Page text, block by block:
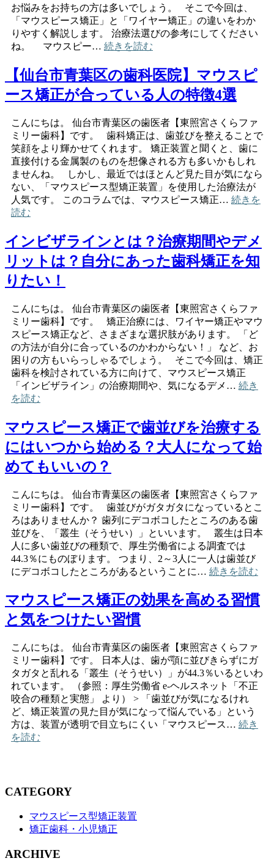
お悩みをお持ちの方は多いでしょう。 そこで今回は、
「マウスピース矯正」と「ワイヤー矯正」の違いをわか
りやすく解説します。 治療法選びの参考にしてください
ね。 マウスピー… 続きを読む
【仙台市青葉区の歯科医院】マウスピ
ース矯正が合っている人の特徴4選
こんにちは。 仙台市青葉区の歯医者【東照宮さくらファ
ミリー歯科】です。 歯科矯正は、歯並びを整えることで
笑顔をより輝かせてくれます。 矯正装置と聞くと、歯に
直接付ける金属製のものを想像される方も多いかもしれ
ませんね。 しかし、最近ではほとんど見た目が気になら
ない、「マウスピース型矯正装置」を使用した治療法が
人気です。 このコラムでは、マウスピース矯正… 続きを
読む
インビザラインとは？治療期間やデメ
リットは？自分にあった歯科矯正を知
りたい！
こんにちは。 仙台市青葉区の歯医者【東照宮さくらファ
ミリー歯科】です。 矯正治療には、ワイヤー矯正やマウ
スピース矯正など、さまざまな選択肢があります。 「ど
の方法が自分に合っているのかわからない！」 など、お
困りの方もいらっしゃるでしょう。 そこで今回は、矯正
歯科を検討されている方に向けて、マウスピース矯正
「インビザライン」の治療期間や、気になるデメ… 続き
を読む
マウスピース矯正で歯並びを治療する
にはいつから始める？大人になって始
めてもいいの？
こんにちは。 仙台市青葉区の歯医者【東照宮さくらファ
ミリー歯科】です。 歯並びがガタガタになっているとこ
ろはありませんか？ 歯列にデコボコしたところのある歯
並びを、「叢生（そうせい）」といいます。 叢生は日本
人に多い歯並びの種類で、厚生労働省による調査では
44.3％にものぼります。 つまり、2～3人に一人は歯並び
にデコボコしたところがあるということに… 続きを読む
マウスピース矯正の効果を高める習慣
と気をつけたい習慣
こんにちは。 仙台市青葉区の歯医者【東照宮さくらファ
ミリー歯科】です。 日本人は、歯が顎に並びきらずにガ
タガタと乱れる「叢生（そうせい）」が44.3％いるといわ
れています。 （参照：厚生労働省 e-ヘルスネット「不正
咬合の種類と実態」 より） > 「歯並びが気になるけれ
ど、矯正装置の見た目が気になって悩んでいる」という
方は、装置が透明で目立ちにくい「マウスピース… 続き
を読む
CATEGORY
マウスピース型矯正装置
矯正歯科・小児矯正
ARCHIVE